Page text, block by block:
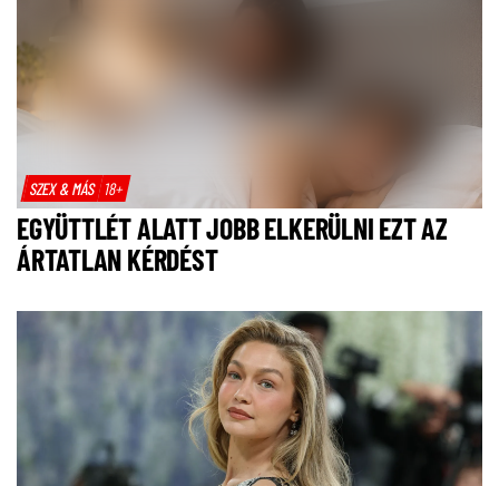
SZEX & MÁS 18+
EGYÜTTLÉT ALATT JOBB ELKERÜLNI EZT AZ
ÁRTATLAN KÉRDÉST